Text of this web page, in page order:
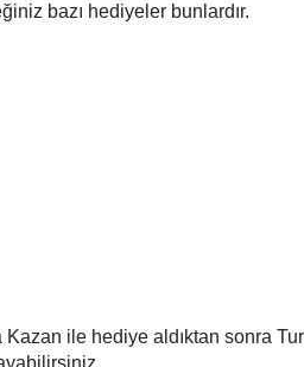
bazı hediyeler bunlardır.
ile hediye aldıktan sonra